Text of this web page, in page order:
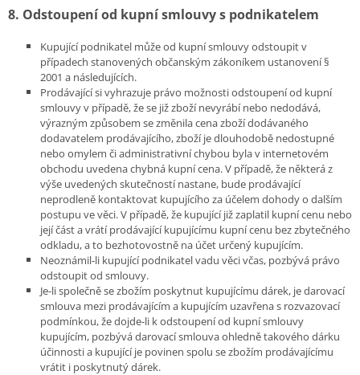
8. Odstoupení od kupní smlouvy s podnikatelem
Kupující podnikatel může od kupní smlouvy odstoupit v
případech stanovených občanským zákoníkem ustanovení §
2001 a následujících.
Prodávající si vyhrazuje právo možnosti odstoupení od kupní
smlouvy v případě, že se již zboží nevyrábí nebo nedodává,
výrazným způsobem se změnila cena zboží dodávaného
dodavatelem prodávajícího, zboží je dlouhodobě nedostupné
nebo omylem či administrativní chybou byla v internetovém
obchodu uvedena chybná kupní cena. V případě, že některá z
výše uvedených skutečností nastane, bude prodávající
neprodleně kontaktovat kupujícího za účelem dohody o dalším
postupu ve věci. V případě, že kupující již zaplatil kupní cenu nebo
její část a vrátí prodávající kupujícímu kupní cenu bez zbytečného
odkladu, a to bezhotovostně na účet určený kupujícím.
Neoznámil-li kupující podnikatel vadu věci včas, pozbývá právo
odstoupit od smlouvy.
Je-li společně se zbožím poskytnut kupujícímu dárek, je darovací
smlouva mezi prodávajícím a kupujícím uzavřena s rozvazovací
podmínkou, že dojde-li k odstoupení od kupní smlouvy
kupujícím, pozbývá darovací smlouva ohledně takového dárku
účinnosti a kupující je povinen spolu se zbožím prodávajícímu
vrátit i poskytnutý dárek.